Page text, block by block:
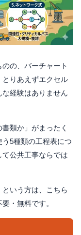
のの、バーチャート
りあえずエクセル
経験はありません
類か」がまったく
5種類の工程表につ
公共工事ならでは
という方は、こちら
・無料です。